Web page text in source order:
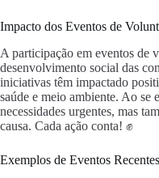
Impacto dos Eventos de
A participação em eventos de
desenvolvimento social das
iniciativas têm impactado
saúde e meio ambiente. Ao se
necessidades urgentes, mas
causa. Cada ação conta! ✊
Exemplos de Eventos Recentes